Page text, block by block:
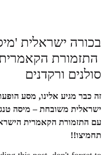
בכורה ישראלית
התזמורת
סולנים ורקדנים
זה כבר מגיע אלינו, מסע
ישראלית משובחת – מיסה
עם התזמורת הקאמרית
תחמיצו!!